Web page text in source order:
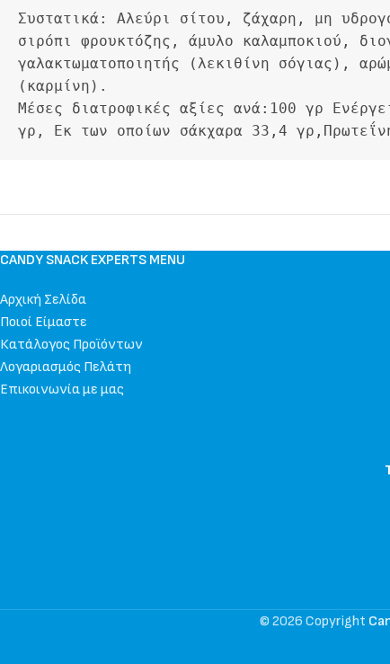
Συστατικά: Αλεύρι σίτου, ζάχαρη, μη
σιρόπι φρουκτόζης, άμυλο καλαμποκιού,
γαλακτωματοποιητής (λεκιθίνη σόγιας),
(καρμίνη).
Μέσες διατροφικές αξίες ανά:100 γρ
γρ, Εκ των οποίων σάκχαρα 33,4
CANDY SNACK EXPERTS MENU
Αρχική Σελίδα
Ποιοί Είμαστε
Κατάλογος Προϊόντων
Λογαριασμός Πελάτη
Επικοινωνία με μας
© 2026 Copyright